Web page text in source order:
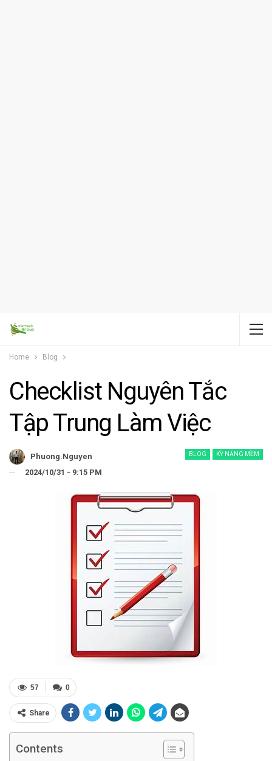
Home Blog
Checklist Nguyên Tắc
Tập Trung Làm Việc
BLOG KỸ NĂNG MỀM
Phuong.nguyen
2024/10/31 - 9:15 PM
0
57
Share
Contents